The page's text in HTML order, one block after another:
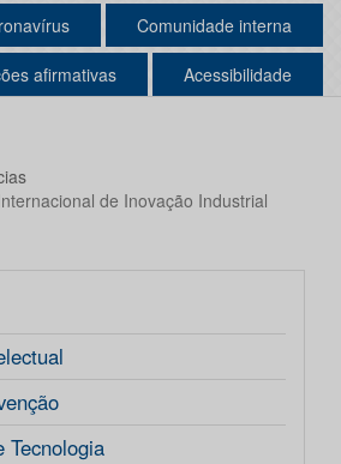
Comunidade interna
afirmativas Acessibilidade
de Inovação Industrial
Tecnologia